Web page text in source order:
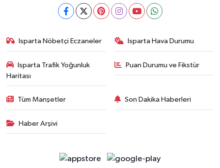
Isparta Nöbetçi Eczaneler Isparta Hava Durumu
Isparta Trafik Yoğunluk
Haritası
Puan Durumu ve Fikstür
Tüm Manşetler Son Dakika Haberleri
Haber Arşivi